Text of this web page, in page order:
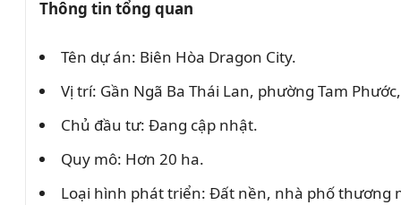
Thông tin tổng quan
Tên dự án: Biên Hòa Dragon City.
Vị trí: Gần Ngã Ba Thái Lan, phường Tam
Chủ đầu tư: Đang cập nhật.
Quy mô: Hơn 20 ha.
Loại hình phát triển: Đất nền, nhà phố thương